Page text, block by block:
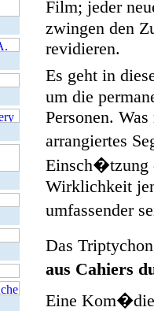
Film; jeder
zwingen den
revidieren.
Es geht in
um die
Personen.
arrangiertes
Einsch�tzung
Wirklichkeit
umfassender
Das Triptychon
aus Cahiers
Eine